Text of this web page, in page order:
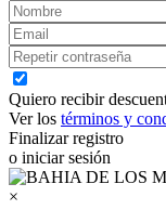
Quiero recibir
Ver los términos y
Finalizar registro
o iniciar sesión
×